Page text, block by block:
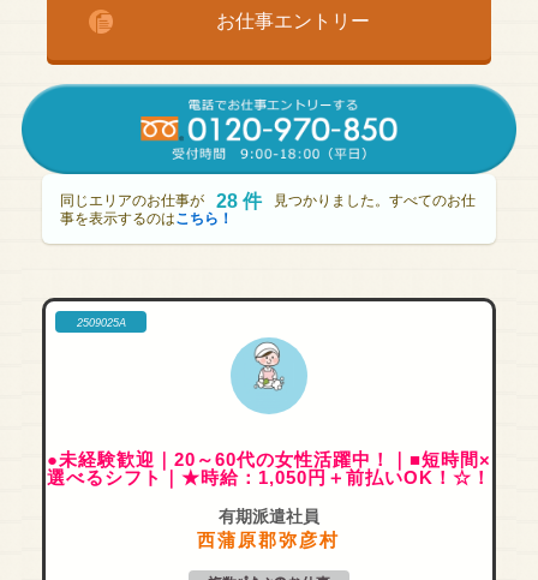
お仕事エントリー
同じエリアのお仕事が 28 件
見つかりました。すべてのお仕
事を表示するのはこちら！
2509025A
●未経験歓迎｜20～60代の女性活躍中！｜■短時間×
選べるシフト｜★時給：1,050円＋前払いOK！☆！
有期派遣社員
西蒲原郡弥彦村